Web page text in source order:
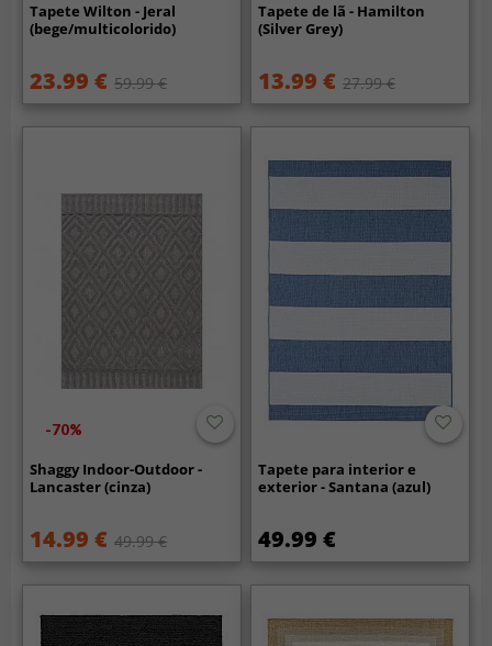
Tapete Wilton - Jeral
(bege/multicolorido)
23.99 € 59.99 €
Tapete de lã - Hamilton
(Silver Grey)
13.99 € 27.99 €
-70%
Shaggy Indoor-Outdoor -
Lancaster (cinza)
14.99 € 49.99 €
Tapete para interior e
exterior - Santana (azul)
49.99 €